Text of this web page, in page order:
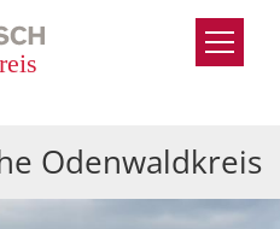
Odenwaldkreis